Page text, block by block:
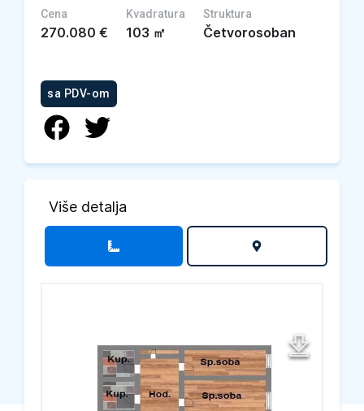
Cena
270.080 €
Kvadratura
103 ㎡
Struktura
Četvorosoban
sa PDV-om
Više detalja